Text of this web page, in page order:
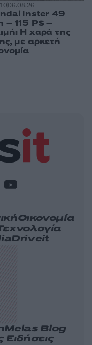
06.08.26
Inster 49
– 115 PS –
Η χαρά της
με αρκετή
Οικονομία
Driveit
Melas Blog